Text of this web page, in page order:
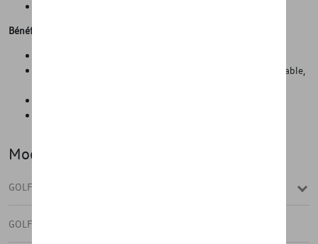
Bénéfices
Protection contre les salissures telles que la poussière, le sable,
Modèle(s)
GOLF VARIANT
GOLF VARIANT (UNIQUEMENT DE ST